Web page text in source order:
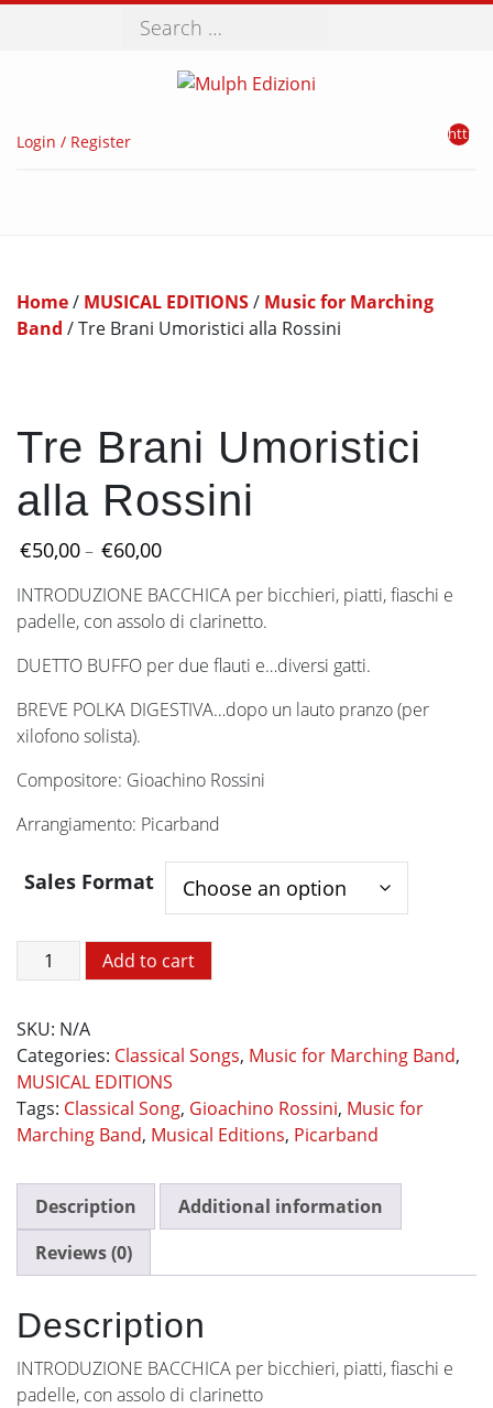
Login / Register http://
Home/ MUSICAL EDITIONS/ Music for Marching
Band / Tre Brani Umoristici alla Rossini
Tre Brani Umoristici
alla Rossini
€50,00– €60,00Price
€50,00
through
€60,00
INTRODUZIONE BACCHICA per bicchieri, piatti, fiaschi e
padelle, con assolo di clarinetto.
DUETTO BUFFO per due flauti e…diversi gatti.
BREVE POLKA DIGESTIVA…dopo un lauto pranzo (per
xilofono solista).
Compositore: Gioachino Rossini
Arrangiamento: Picarband
Sales Format
Brani
alla
Rossini
quantity
Add to cart
SKU: N/A
Categories: Classical Songs, Music for Marching Band,
MUSICAL EDITIONS
Tags: Classical Song, Gioachino Rossini, Music for
Marching Band, Musical Editions, Picarband
Description
Additional information
Reviews (0)
Description
INTRODUZIONE BACCHICA per bicchieri, piatti, fiaschi e
padelle, con assolo di clarinetto